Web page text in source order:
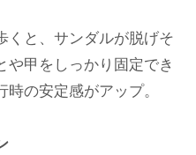
くと、サンダルが脱げそ
や甲をしっかり固定でき
の安定感がアップ。